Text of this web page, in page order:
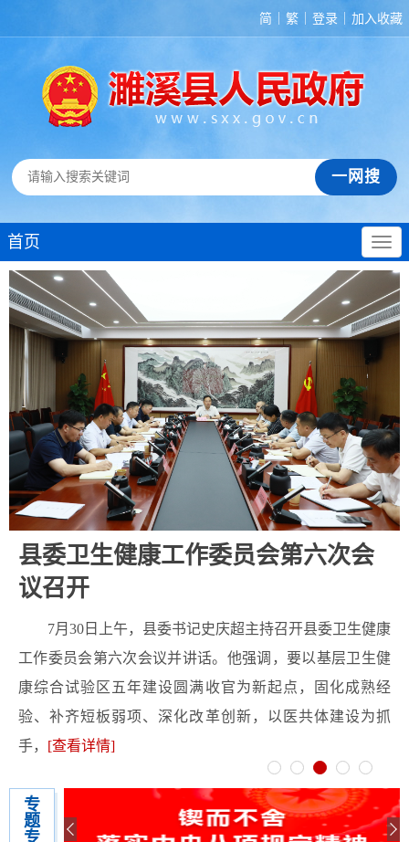
简 繁 登录 加入收藏
首页
县委卫生健康工作委员会第六次会
议召开
7月30日上午，县委书记史庆超主持召开县委卫生健康
工作委员会第六次会议并讲话。他强调，要以基层卫生健
康综合试验区五年建设圆满收官为新起点，固化成熟经
验、补齐短板弱项、深化改革创新，以医共体建设为抓
手， [查看详情]
专
题
专
2026年濉溪县公开招聘中小学新任教师第一次递
补体检人员体检结果及第二次递补 体检...
08-06
濉溪县2026年度公开引进县外在编在职教师及城
区学校面向乡村教师公开遴选现场资格复...
08-06
濉溪县2026年度公开引进县外在编在职教师及城
区学校面向乡村教师公开遴选面试成绩公...
08-02
2026年濉溪县公开招聘中小学新任教师首批参检
人员体检结果及递补体检人员名单公示
08-02
濉溪县2026年8月份党政领导接访约访下访安排表 07-31
关于公布濉溪县2026年度公开引进县外在编在职
教师笔试成绩查询结果及举行城区学校面...
07-29
笔试成绩的公告
2026年濉溪县公开招聘中小学新任教师拟聘人员
体检公告
07-27
濉溪县2026年城区学校面向乡村教师公开遴选核
减岗位公告
07-20
位公告